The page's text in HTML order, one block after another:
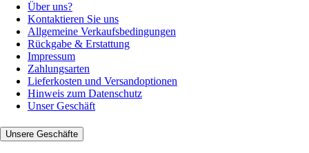
Über uns?
Kontaktieren Sie uns
Allgemeine Verkaufsbedingungen
Rückgabe & Erstattung
Impressum
Zahlungsarten
Lieferkosten und Versandoptionen
Hinweis zum Datenschutz
Unser Geschäft
Unsere Geschäfte